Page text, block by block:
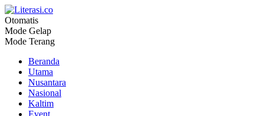
Literasi.co
Pilar Informasi
Otomatis
Mode Gelap
Mode Terang
Beranda
Utama
Nusantara
Nasional
Kaltim
Event